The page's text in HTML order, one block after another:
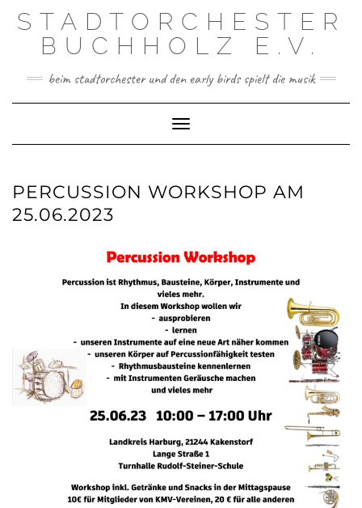
STADTORCHESTER
BUCHHOLZ E.V.
beim stadtorchester und den early birds spielt die musik
Toggle Navigation
PERCUSSION WORKSHOP AM
25.06.2023